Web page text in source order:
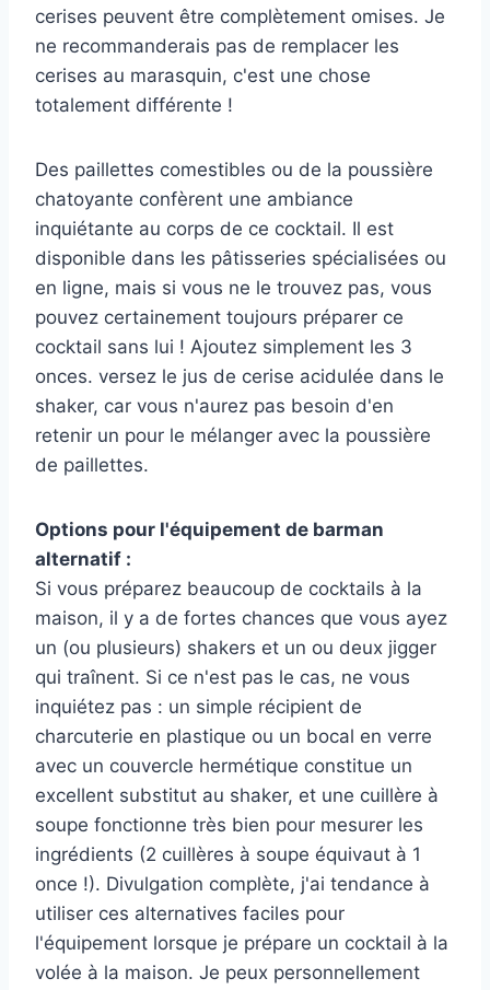
cerises peuvent être complètement omises. Je
ne recommanderais pas de remplacer les
cerises au marasquin, c'est une chose
totalement différente !
Des paillettes comestibles ou de la poussière
chatoyante confèrent une ambiance
inquiétante au corps de ce cocktail. Il est
disponible dans les pâtisseries spécialisées ou
en ligne, mais si vous ne le trouvez pas, vous
pouvez certainement toujours préparer ce
cocktail sans lui ! Ajoutez simplement les 3
onces. versez le jus de cerise acidulée dans le
shaker, car vous n'aurez pas besoin d'en
retenir un pour le mélanger avec la poussière
de paillettes.
Options pour l'équipement de barman
alternatif :
Si vous préparez beaucoup de cocktails à la
maison, il y a de fortes chances que vous ayez
un (ou plusieurs) shakers et un ou deux jigger
qui traînent. Si ce n'est pas le cas, ne vous
inquiétez pas : un simple récipient de
charcuterie en plastique ou un bocal en verre
avec un couvercle hermétique constitue un
excellent substitut au shaker, et une cuillère à
soupe fonctionne très bien pour mesurer les
ingrédients (2 cuillères à soupe équivaut à 1
once !). Divulgation complète, j'ai tendance à
utiliser ces alternatives faciles pour
l'équipement lorsque je prépare un cocktail à la
volée à la maison. Je peux personnellement